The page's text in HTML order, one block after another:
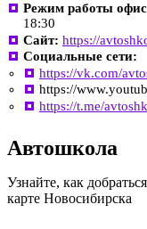
Режим работы
18:30
Сайт: https://
Социальные сети:
https://vk.com/
https://
https://t.me/
Автошкола
Узнайте, как
карте Новосибирска